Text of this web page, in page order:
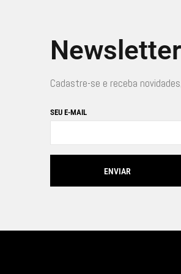
Newsletter
Cadastre-se e receba
SEU E-MAIL